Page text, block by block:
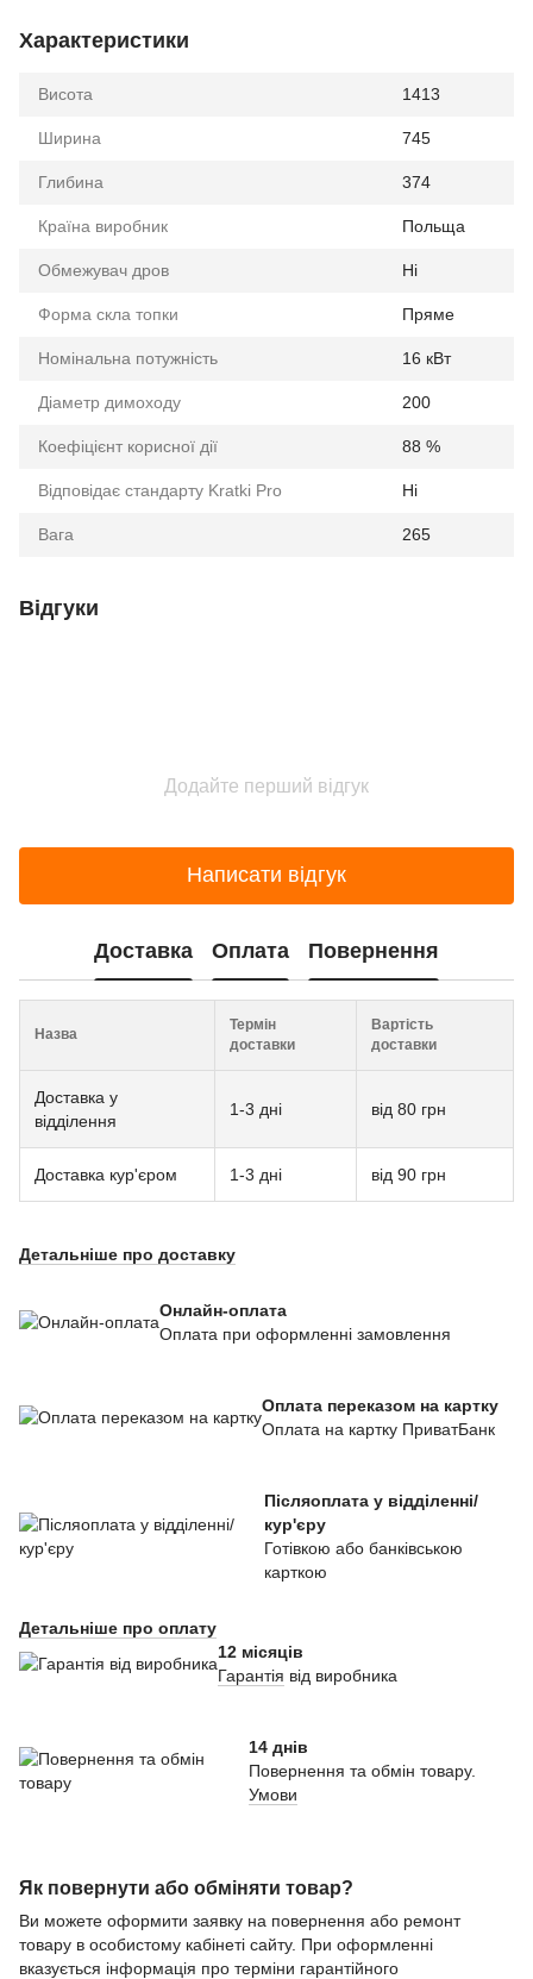
Характеристики
Висота 1413
Ширина 745
Глибина 374
Країна виробник Польща
Обмежувач дров Ні
Форма скла топки Пряме
Номінальна потужність 16 кВт
Діаметр димоходу 200
Коефіцієнт корисної дії 88 %
Відповідає стандарту Kratki Pro Ні
Вага 265
Відгуки
Додайте перший відгук
Написати відгук
Доставка Оплата Повернення
Назва
Термін
доставки
Вартість
доставки
Доставка у
відділення
1-3 дні від 80 грн
Доставка кур'єром 1-3 дні від 90 грн
Детальніше про доставку
Онлайн-оплата
Оплата при оформленні замовлення
Оплата переказом на картку
Оплата на картку ПриватБанк
Післяоплата у відділенні/
кур'єру
Готівкою або банківською
карткою
Детальніше про оплату
12 місяців
Гарантія від виробника
14 днів
Повернення та обмін товару.
Умови
Як повернути або обміняти товар?
Ви можете оформити заявку на повернення або ремонт
товару в особистому кабінеті сайту. При оформленні
вказується інформація про терміни гарантійного